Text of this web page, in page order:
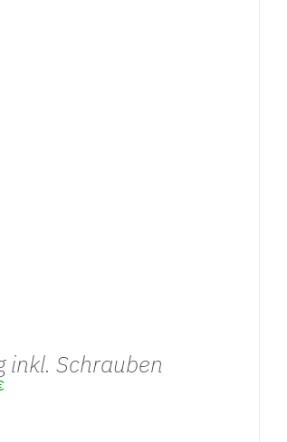
inkl. Schrauben